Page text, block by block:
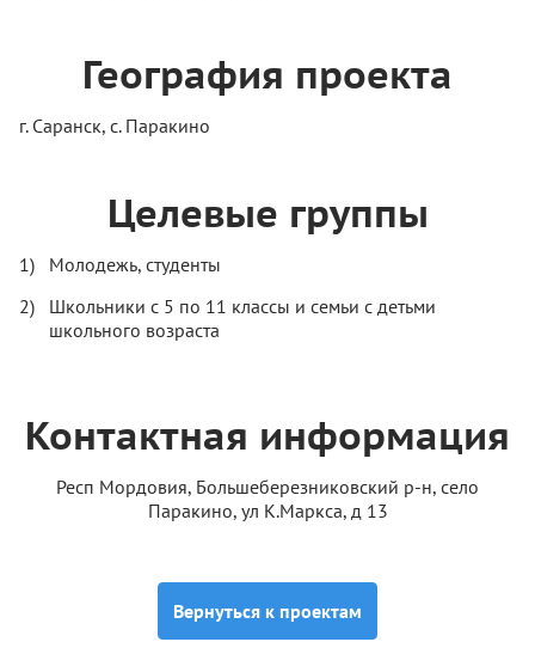
География проекта
г. Саранск, с. Паракино
Целевые группы
Молодежь, студенты
Школьники с 5 по 11 классы и семьи с детьми
школьного возраста
Контактная информация
Респ Мордовия, Большеберезниковский р-н, село
Паракино, ул К.Маркса, д 13
Вернуться к проектам